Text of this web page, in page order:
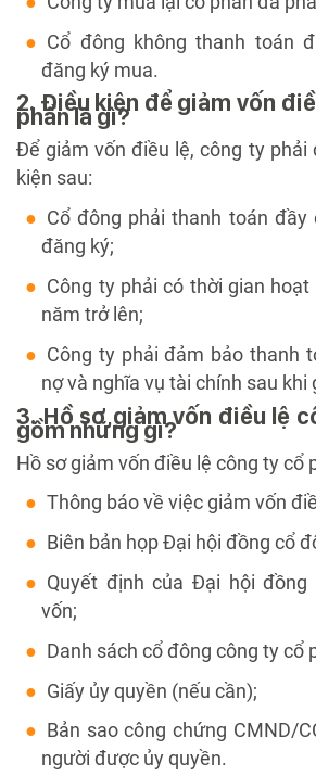
Cổ đông không thanh toán
đăng ký mua.
2. Điều kiện để giảm vốn
phần là gì?
Để giảm vốn điều lệ, công ty phải
kiện sau:
Cổ đông phải thanh toán đầy
đăng ký;
Công ty phải có thời gian
năm trở lên;
Công ty phải đảm bảo thanh
nợ và nghĩa vụ tài chính sau khi
3. Hồ sơ giảm vốn điều lệ
gồm những gì?
Hồ sơ giảm vốn điều lệ công ty cổ
Thông báo về việc giảm vốn
Biên bản họp Đại hội đồng cổ
Quyết định của Đại hội
vốn;
Danh sách cổ đông công ty cổ
Giấy ủy quyền (nếu cần);
Bản sao công chứng CMND/
người được ủy quyền.